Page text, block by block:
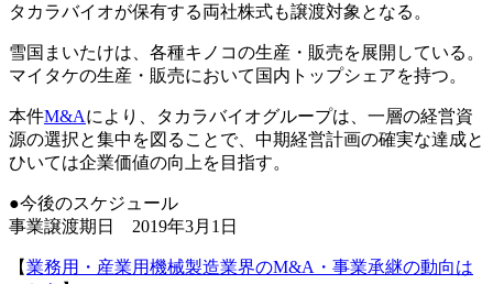
タカラバイオが保有する両社株式も譲渡対象となる。
雪国まいたけは、各種キノコの生産・販売を展開している。
マイタケの生産・販売において国内トップシェアを持つ。
本件M&Aにより、タカラバイオグループは、一層の経営資
源の選択と集中を図ることで、中期経営計画の確実な達成と
ひいては企業価値の向上を目指す。
●今後のスケジュール
事業譲渡期日 2019年3月1日
【業務用・産業用機械製造業界のM&A・事業承継の動向は